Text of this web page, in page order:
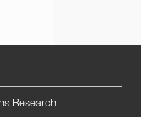
Research